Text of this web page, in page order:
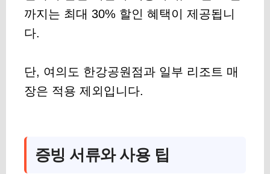
까지는 최대 30% 할인 혜택이 제공됩니
다.
단, 여의도 한강공원점과 일부 리조트 매
장은 적용 제외입니다.
증빙 서류와 사용 팁